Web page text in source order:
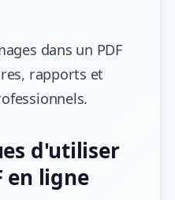
dans un PDF
rapports et
d'utiliser
en ligne